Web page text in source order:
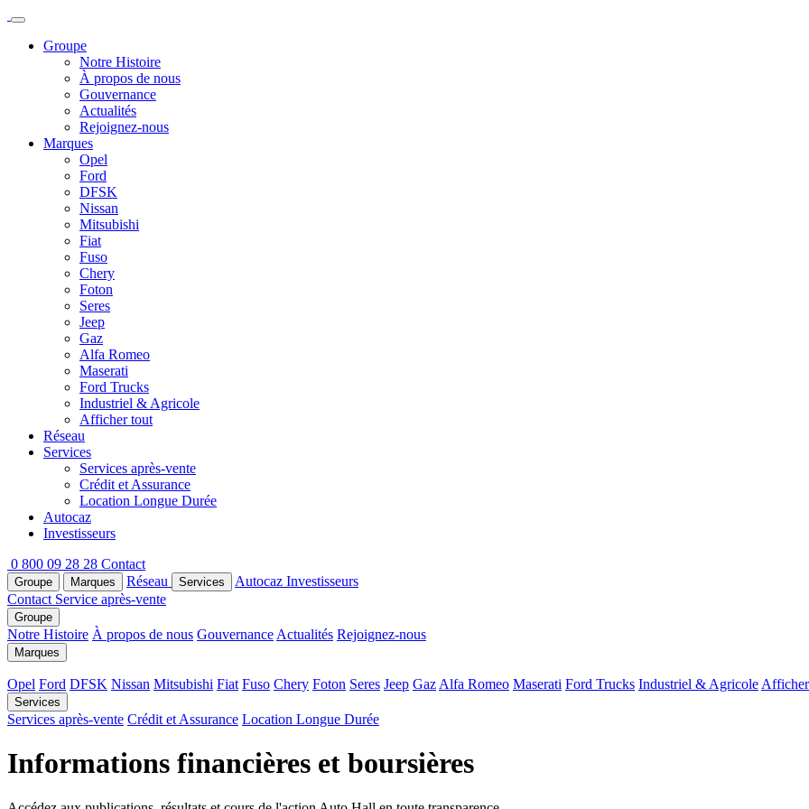
Groupe
Notre Histoire
À propos de nous
Gouvernance
Actualités
Rejoignez-nous
Marques
Opel
Ford
DFSK
Nissan
Mitsubishi
Fiat
Fuso
Chery
Foton
Seres
Jeep
Gaz
Alfa Romeo
Maserati
Ford Trucks
Industriel & Agricole
Afficher tout
Réseau
Services
Services après-vente
Crédit et Assurance
Location Longue Durée
Autocaz
Investisseurs
0 800 09 28 28 Contact
Groupe Marques Réseau Services Autocaz Investisseurs
Contact Service après-vente
Groupe
Notre Histoire À propos de nous Gouvernance Actualités Rejoignez-nous
Marques
Opel Ford DFSK Nissan Mitsubishi Fiat Fuso Chery Foton Seres Jeep Gaz Alfa Romeo Maserati Ford Trucks Industriel & Agricole
Services
Services après-vente Crédit et Assurance Location Longue Durée
Informations financières et boursières